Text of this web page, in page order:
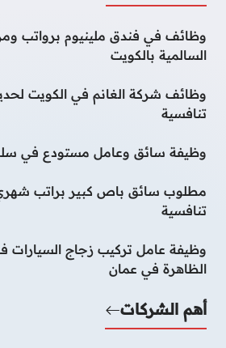
وظائف في فندق ملينيوم برواتب
السالمية بالكويت
وظائف شركة الغانم في الكويت
تنافسية
وظيفة سائق وعامل مستودع في
مطلوب سائق باص كبير براتب
تنافسية
وظيفة عامل تركيب زجاج السيارات
الظاهرة في عمان
أهم الشركات